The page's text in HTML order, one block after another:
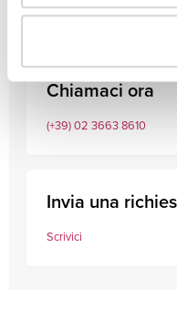
Chiamaci ora
(+39) 02 3663 8610
Invia una
Scrivici